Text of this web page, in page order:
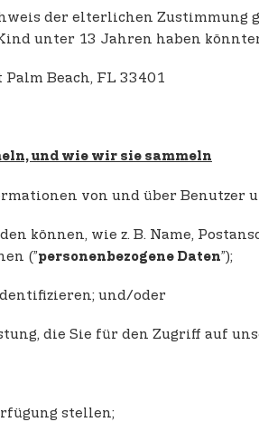
der elterlichen Zustimmung
unter 13 Jahren haben
Beach, FL 33401
und wie wir sie sammeln
von und über Benutzer
können, wie z. B. Name,
(”personenbezogene Daten”);
und/oder
die Sie für den Zugriff auf
stellen;